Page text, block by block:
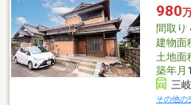
980
間取り
建物面
土地面
築年月
三
その他の